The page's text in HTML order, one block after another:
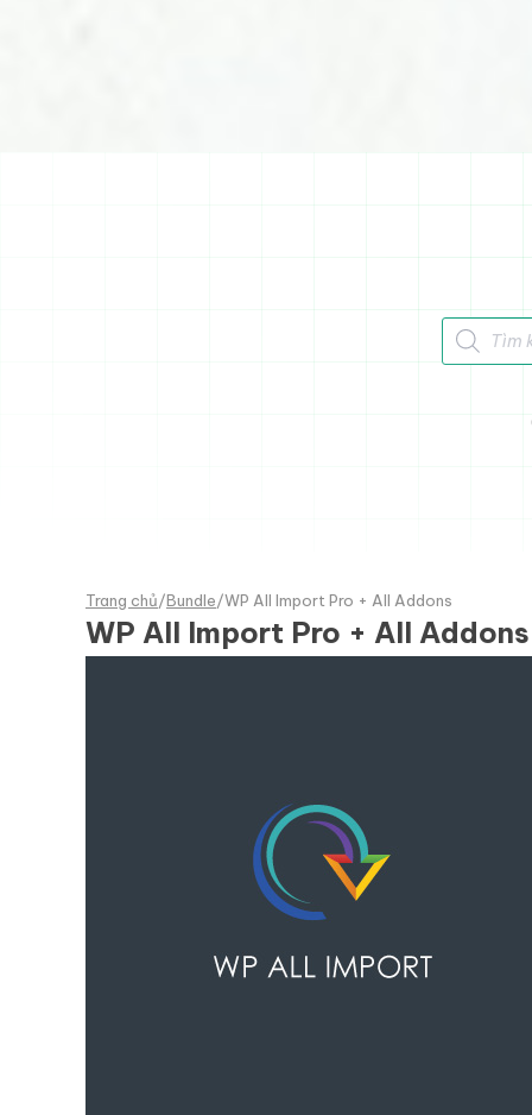
Tìm kiếm
Trang chủ/Bundle/WP All Import Pro + All Addons
WP All Import Pro + All Addons